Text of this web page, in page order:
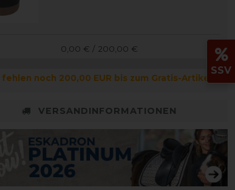
0,00 € / 200,00 €
fehlen noch 200,00 EUR bis zum Gratis-Artikel
VERSANDINFORMATIONEN
SSV